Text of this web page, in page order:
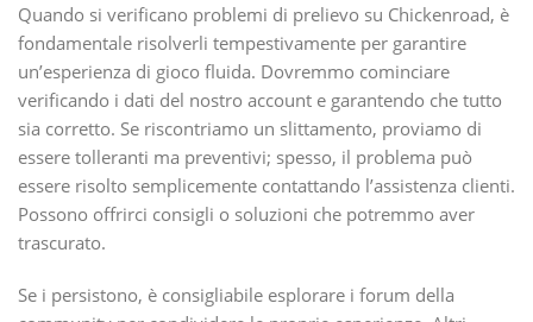
Quando si verificano problemi di prelievo su Chickenroad, è
fondamentale risolverli tempestivamente per garantire
un’esperienza di gioco fluida. Dovremmo cominciare
verificando i dati del nostro account e garantendo che tutto
sia corretto. Se riscontriamo un slittamento, proviamo di
essere tolleranti ma preventivi; spesso, il problema può
essere risolto semplicemente contattando l’assistenza clienti.
Possono offrirci consigli o soluzioni che potremmo aver
trascurato.
Se i persistono, è consigliabile esplorare i forum della